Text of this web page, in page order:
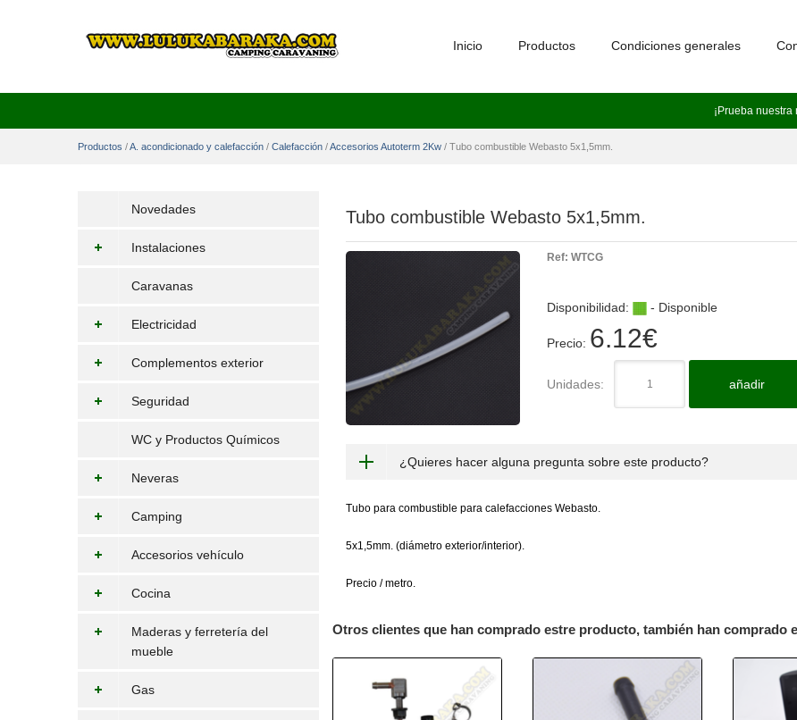
¡Prueba nuestra
Inicio Productos Condiciones generales
Productos /A. acondicionado y calefacción / Calefacción /Accesorios Autoterm 2Kw / Tubo combustible Webasto 5x1,5mm.
Novedades
Instalaciones
Caravanas
Electricidad
Complementos exterior
Seguridad
WC y Productos Químicos
Neveras
Camping
Accesorios vehículo
Cocina
Maderas y ferretería del
mueble
Gas
Tubo combustible Webasto 5x1,5mm.
Ref: WTCG
Disponibilidad: - Disponible
Precio: 6.12€
Unidades: añadir
¿Quieres hacer alguna pregunta sobre este producto?
Tubo para combustible para calefacciones Webasto.
5x1,5mm. (diámetro exterior/interior).
Precio / metro.
Otros clientes que han comprado estre producto, también han comprado